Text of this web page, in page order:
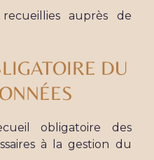
auprès de
DU
obligatoire des
à la gestion du